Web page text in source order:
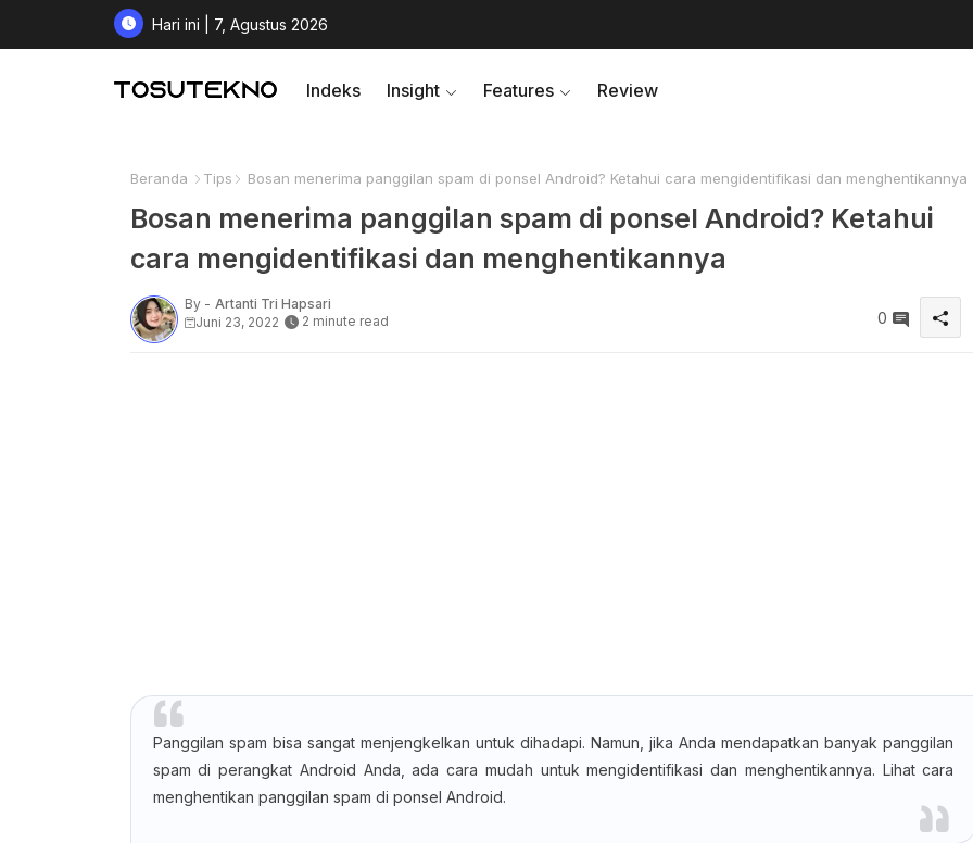
Hari ini | 7, Agustus 2026
Indeks Insight Features Review
Beranda Tips Bosan menerima panggilan spam di ponsel Android? Ketahui cara mengidentifikasi dan menghentikannya
Bosan menerima panggilan spam di ponsel Android? Ketahui
cara mengidentifikasi dan menghentikannya
By - Artanti Tri Hapsari
Juni 23, 2022
2 minute read 0
Panggilan spam bisa sangat menjengkelkan untuk dihadapi. Namun, jika Anda mendapatkan banyak panggilan
spam di perangkat Android Anda, ada cara mudah untuk mengidentifikasi dan menghentikannya. Lihat cara
menghentikan panggilan spam di ponsel Android.